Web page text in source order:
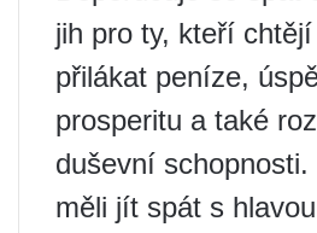
jih pro ty, kteří
přilákat peníze,
prosperitu a také
duševní
měli jít spát s